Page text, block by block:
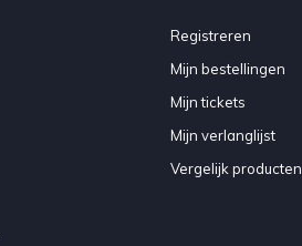
Registreren
Mijn bestellingen
Mijn tickets
Mijn verlanglijst
Vergelijk producten